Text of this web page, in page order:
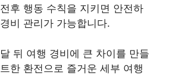
후 행동 수칙을 지키면 안전하
비 관리가 가능합니다.
뒤 여행 경비에 큰 차이를 만들
한 환전으로 즐거운 세부 여행